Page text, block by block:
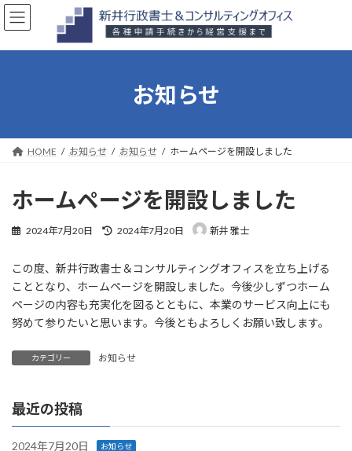
コ
ン
ン
ナ
ビ
ー
お知らせ
HOME お知らせ お知らせ ホームページを開設しました
ホームページを開設しました
2024年7月20日
最
新
日
時
:
2024年7月20日 新井 雅士
この度、新井行政書士＆コンサルティングオフィスを立ち上げる
こととなり、ホームページを開設しました。今後少しずつホーム
ページの内容も充実化を図るとともに、本業のサービス向上にも
努めて参りたいと思います。今後ともよろしくお願い致します。
カテゴリー お知らせ
最近の投稿
2024年7月20日 お知らせ